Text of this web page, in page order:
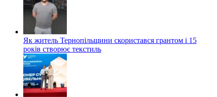
Як житель Тернопільщини скористався грантом і 15
років створює текстиль